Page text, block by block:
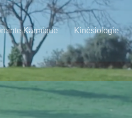
Karmique Kinésiologie